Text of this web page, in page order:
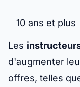
10 ans et plus
Les
d'augmenter
offres, telles